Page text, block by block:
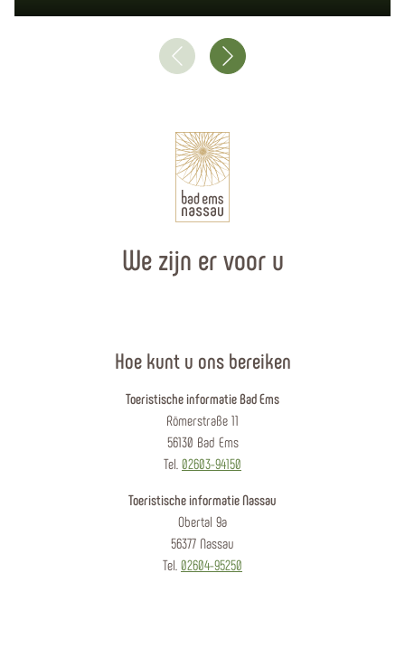
We zijn er voor u
Hoe kunt u ons bereiken
Toeristische informatie Bad Ems
Römerstraße 11
56130 Bad Ems
Tel. 02603-94150
Toeristische informatie Nassau
Obertal 9a
56377 Nassau
Tel. 02604-95250